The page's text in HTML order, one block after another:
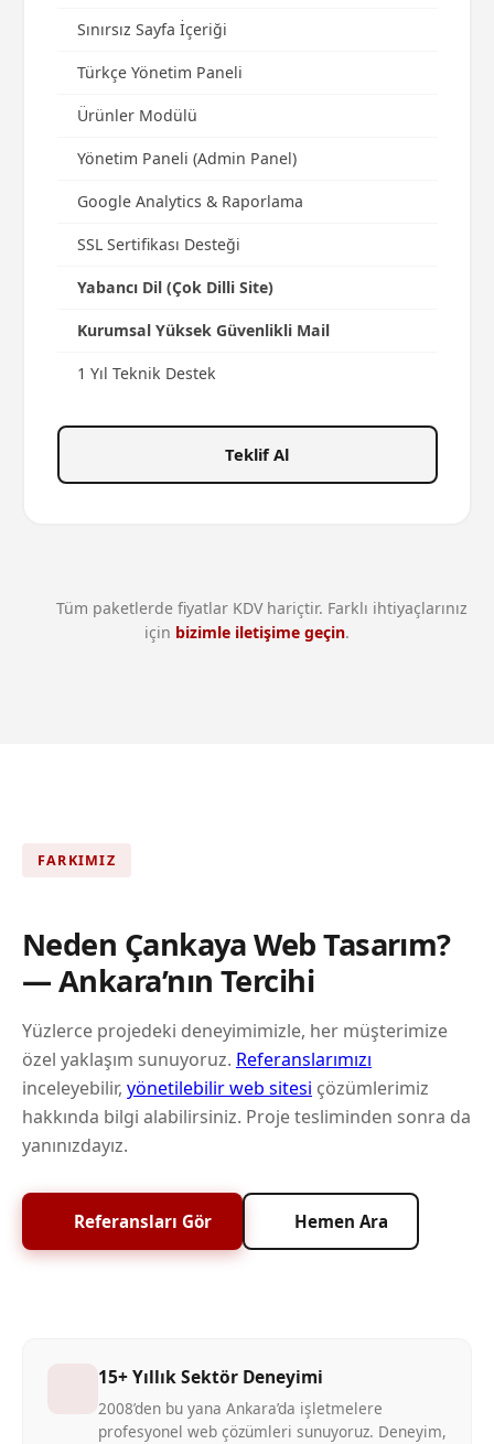
Sınırsız Sayfa İçeriği
Türkçe Yönetim Paneli
Ürünler Modülü
Yönetim Paneli (Admin Panel)
Google Analytics & Raporlama
SSL Sertifikası Desteği
Yabancı Dil (Çok Dilli Site)
Kurumsal Yüksek Güvenlikli Mail
1 Yıl Teknik Destek
Teklif Al
Tüm paketlerde fiyatlar KDV hariçtir. Farklı ihtiyaçlarınız
için bizimle iletişime geçin.
FARKIMIZ
Neden Çankaya Web Tasarım?
— Ankara’nın Tercihi
Yüzlerce projedeki deneyimimizle, her müşterimize
özel yaklaşım sunuyoruz. Referanslarımızı
inceleyebilir, yönetilebilir web sitesi çözümlerimiz
hakkında bilgi alabilirsiniz. Proje tesliminden sonra da
yanınızdayız.
Referansları Gör Hemen Ara
15+ Yıllık Sektör Deneyimi
2008’den bu yana Ankara’da işletmelere
profesyonel web çözümleri sunuyoruz. Deneyim,